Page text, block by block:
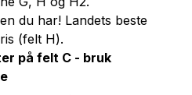
du har! Landets beste
(felt H).
på felt C - bruk